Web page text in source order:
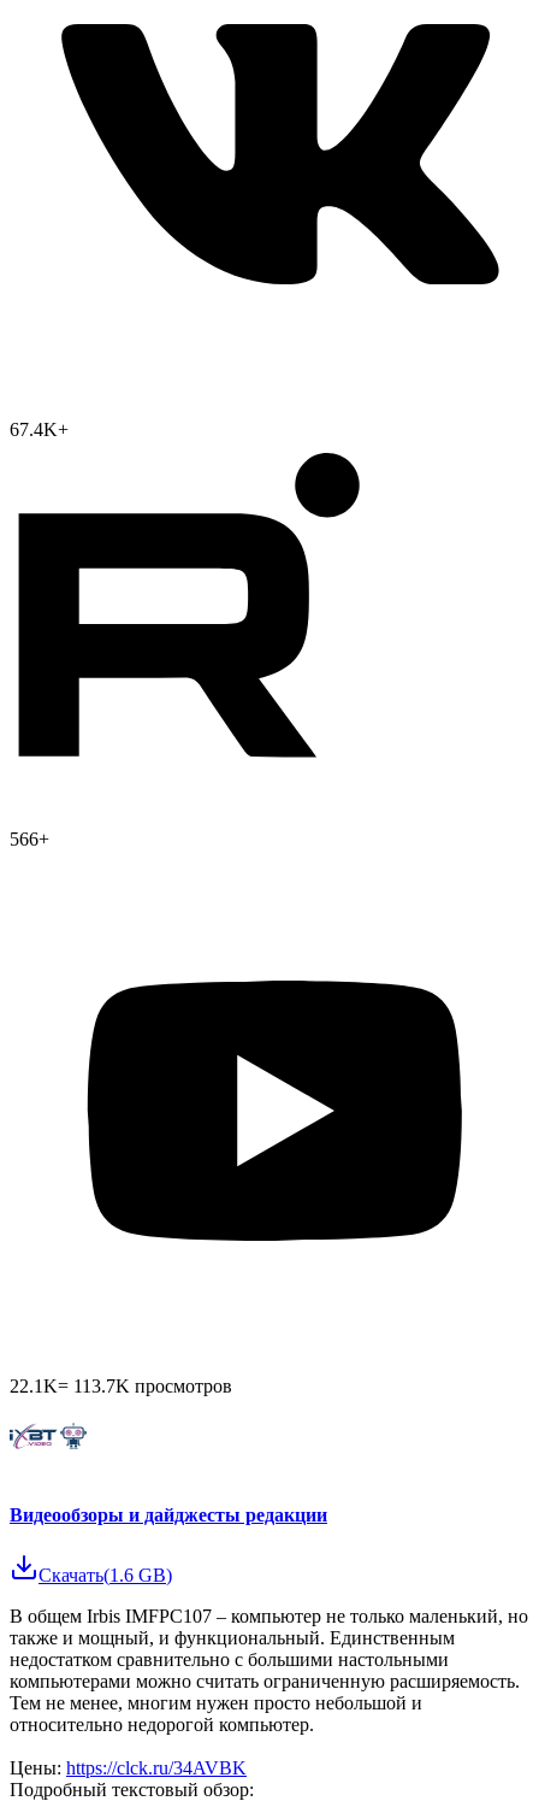
67.4K+
566+
22.1K= 113.7K просмотров
Видеообзоры и дайджесты редакции
Скачать(1.6 GB)
В общем Irbis IMFPC107 – компьютер не только маленький, но
также и мощный, и функциональный. Единственным
недостатком сравнительно с большими настольными
компьютерами можно считать ограниченную расширяемость.
Тем не менее, многим нужен просто небольшой и
относительно недорогой компьютер.
Цены: https://clck.ru/34AVBK
Подробный текстовый обзор: